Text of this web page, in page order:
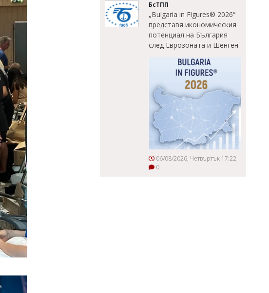
БсТПП
„Bulgaria in Figures® 2026“
представя икономическия
потенциал на България
след Еврозоната и Шенген
06/08/2026, Четвъртък 17:22
0